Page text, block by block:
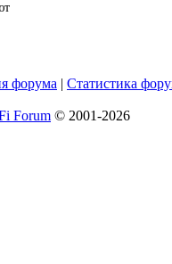
форума | Статистика
Forum © 2001-2026